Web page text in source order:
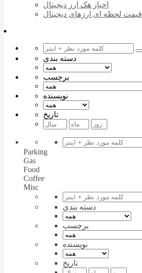
اخبار هک ارز دیجیتال
قیمت لحظه ای ارزهای دیجیتال
دسته بندی
برچسب
نویسنده
تاریخ
Parking
Gas
Food
Coffee
Misc
دسته بندی
برچسب
نویسنده
تاریخ